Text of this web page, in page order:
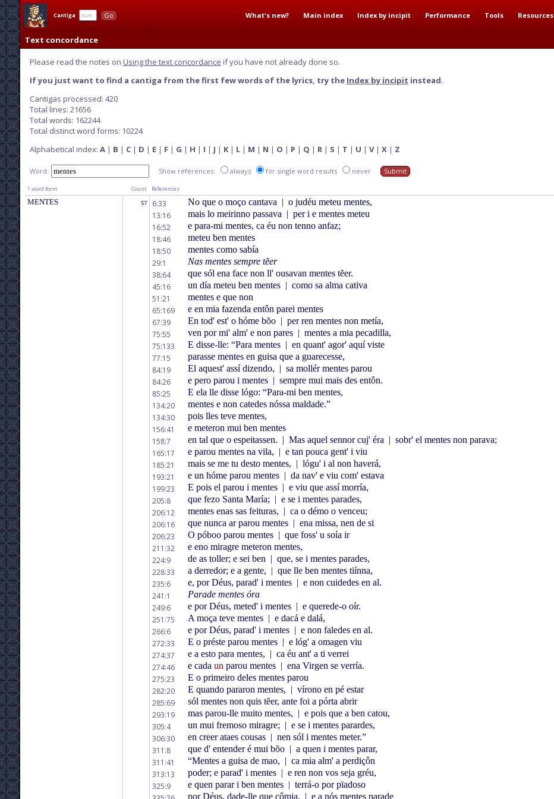
Cantiga Go What's new? Main index Index by incipit Performance Tools Resources
Text concordance
Please read the notes on Using the text concordance if you have not already done so.
If you just want to find a cantiga from the first few words of the lyrics, try the Index by incipit instead.
Cantigas processed: 420
Total lines: 21656
Total words: 162244
Total distinct word forms: 10224
Alphabetical index: A| B | C| D | E| F| G | H | I | J | K| L| M | N | O | P | Q | R| S | T | U | V| X| Z
Word: Show references: always for single word results never
1 word form Count References
MENTES 57 6:33 No que o moço cantava | o judéu meteu mentes,
13:16
mais lo meirinno passava | per i e mentes meteu
16:52
e para-mi mentes, ca éu non tenno anfaz;
18:46
meteu ben mentes
18:50
mentes como sabía
29:1
Nas mentes sempre tẽer
38:64
que sól ena face non ll' ousavan mentes tẽer.
45:16
un día meteu ben mentes | como sa alma cativa
51:21
mentes e que non
65:169
e en mia fazenda entôn parei mentes
67:39
En tod' est' o hóme bõo | per ren mentes non metía,
75:55
ven por mi' alm' e non pares | mentes a mia pecadilla,
75:133
E disse-lle: “Para mentes | en quant' agor' aquí viste
77:15
parasse mentes en guisa que a guarecesse,
84:19
El aquest' assí dizendo, | sa mollér mentes parou
84:26
e pero parou i mentes | sempre mui mais des entôn.
85:25
E ela lle disse lógo: “Para-mi ben mentes,
134:20
mentes e non catedes nóssa maldade.”
134:30
pois lles teve mentes,
156:41
e meteron mui ben mentes
158:7
en tal que o espeitassen. | Mas aquel sennor cuj' éra | sobr' el mentes non parava;
165:17
e parou mentes na vila, | e tan pouca gent' i viu
185:21
mais se me tu desto mentes, | lógu' i al non haverá,
193:21
e un hóme parou mentes | da nav' e viu com' estava
199:23
E pois el parou i mentes | e viu que assí morría,
205:8
que fezo Santa María; | e se i mentes parades,
206:12
mentes enas sas feituras, | ca o démo o venceu;
206:16
que nunca ar parou mentes | ena missa, nen de si
206:23
O póboo parou mentes | que foss' u soía ir
211:32
e eno miragre meteron mentes,
224:9
de as toller; e sei ben | que, se i mentes parades,
228:33
a derredor; e a gente, | que lle ben mentes tiínna,
235:6
e, por Déus, parad' i mentes | e non cuidedes en al.
241:1
Parade mentes óra
249:6
e por Déus, meted' i mentes | e querede-o oír.
251:75
A moça teve mentes | e dacá e dalá,
266:6
e por Déus, parad' i mentes | e non faledes en al.
272:33
E o préste parou mentes | e lóg' a omagen viu
274:37
e a esto para mentes, | ca éu ant' a ti verrei
274:46
e cada un parou mentes | ena Virgen se verría.
275:23
E o primeiro deles mentes parou
282:20
E quando pararon mentes, | vírono en pé estar
285:69
sól mentes non quis tẽer, ante foi a pórta abrir
293:19
mas parou-lle muito mentes, | e pois que a ben catou,
305:4
un mui fremoso miragre; | e se i mentes parardes,
306:30
en creer ataes cousas | nen sól i mentes meter.”
311:8
que d' entender é mui bõo | a quen i mentes parar,
311:41
“Mentes a guisa de mao, | ca mia alm' a perdiçôn
313:13
poder; e parad' i mentes | e ren non vos seja gréu,
325:9
e quen parar i ben mentes | terrá-o por pïadoso
por Déus, dade-lle que cômia, | e a nós mentes parade